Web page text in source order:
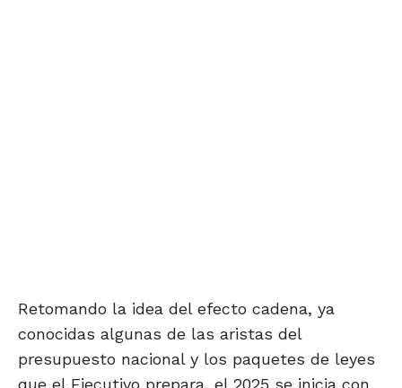
Retomando la idea del efecto cadena, ya
conocidas algunas de las aristas del
presupuesto nacional y los paquetes de leyes